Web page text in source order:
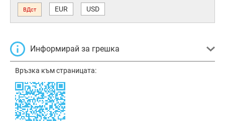
ВДст EUR USD
Информирай за грешка
Връзка към страницата: